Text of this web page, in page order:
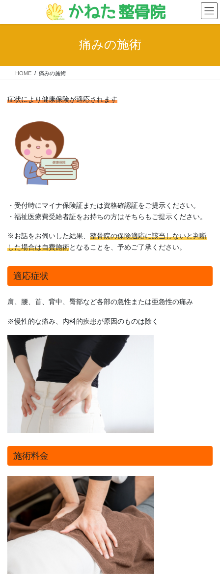
テ
ス
ゲ
ン
痛みの施術
HOME 痛みの施術
症状により健康保険が適応されます
・受付時にマイナ保険証または資格確認証をご提示ください。
・福祉医療費受給者証をお持ちの方はそちらもご提示ください。
※お話をお伺いした結果、 整骨院の保険適応に該当しないと判断
した場合は自費施術となることを、予めご了承ください。
適応症状
肩、腰、首、背中、臀部など各部の急性または亜急性の痛み
※慢性的な痛み、内科的疾患が原因のものは除く
施術料金